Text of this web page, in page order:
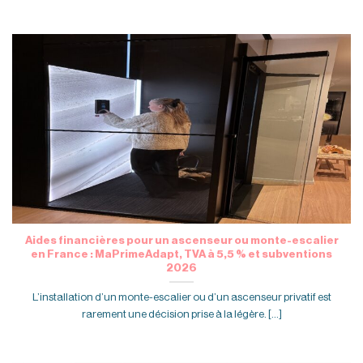
Aides financières pour un ascenseur ou monte-escalier
en France : MaPrimeAdapt, TVA à 5,5 % et subventions
2026
L’installation d’un monte-escalier ou d’un ascenseur privatif est
rarement une décision prise à la légère. [...]